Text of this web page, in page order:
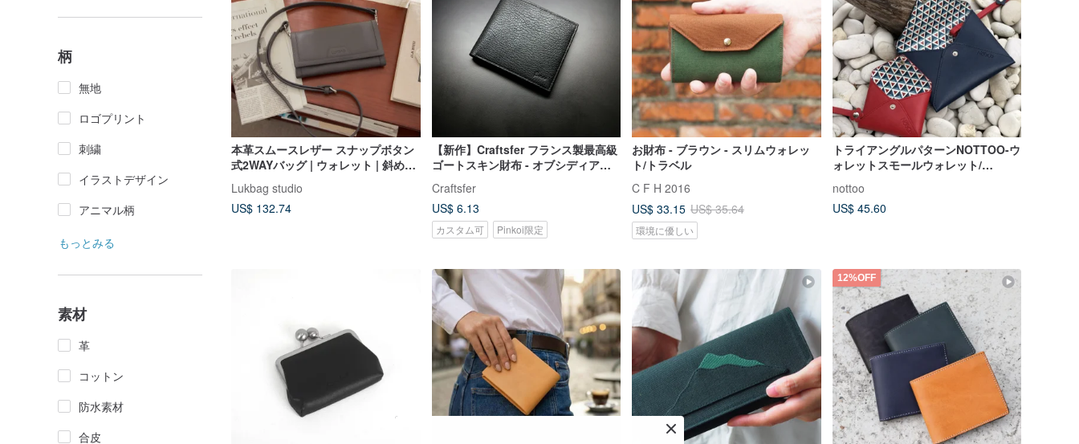
柄
無地
ロゴプリント
刺繍
イラストデザイン
アニマル柄
もっとみる
素材
革
コットン
防水素材
合皮
本革スムースレザー スナップボタン
式2WAYバッグ | ウォレット | 斜め掛
けバッグ | グラファイトグレー【即
日発送】ギフト
Lukbag studio
US$ 132.74
【新作】Craftsfer フランス製最高級
ゴートスキン財布 - オブシディアン
ブラック - ダブルニードルサドルス
テッチ手縫い
Craftsfer
US$ 6.13
カスタム可 Pinkoi限定
お財布 - ブラウン - スリムウォレッ
ト/トラベル
C F H 2016
US$ 33.15 US$ 35.64
環境に優しい
トライアングルパターンNOTTOO-ウ
ォレットスモールウォレット/
ードホルダー
nottoo
US$ 45.60
12%OFF